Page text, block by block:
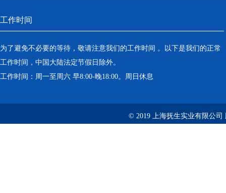
工作时间
为了避免不必要的等待，敬请注意我们的工作时间 。以下是我们的正常
工作时间，中国大陆法定节假日除外。
工作时间：周一至周六 早8:00-晚18:00。周日休息
© 2019 上海抚生实业有限公司